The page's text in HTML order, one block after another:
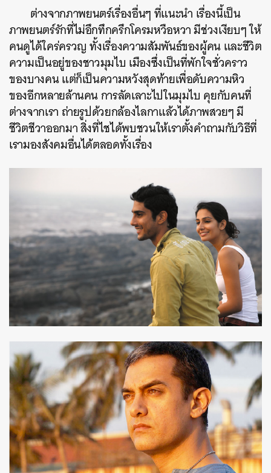
ต่างจากภาพยนตร์เรื่องอื่นๆ ที่แนะนำ เรื่องนี้เป็น
ภาพยนตร์รักที่ไม่อึกทึกครึกโครมหวือหวา มีช่วงเงียบๆ ให้
คนดูได้ใคร่ครวญ ทั้งเรื่องความสัมพันธ์ของผู้คน และชีวิต
ความเป็นอยู่ของชาวมุมไบ เมืองซึ่งเป็นที่พักใจชั่วคราว
ของบางคน แต่ก็เป็นความหวังสุดท้ายเพื่อดับความหิว
ของอีกหลายล้านคน การลัดเลาะไปในมุมไบ คุยกับคนที่
ต่างจากเรา ถ่ายรูปด้วยกล้องไลกาแล้วได้ภาพสวยๆ มี
ชีวิตชีวาออกมา สิ่งที่ไชได้พบชวนให้เราตั้งคำถามกับวิธีที่
เรามองสังคมอื่นได้ตลอดทั้งเรื่อง